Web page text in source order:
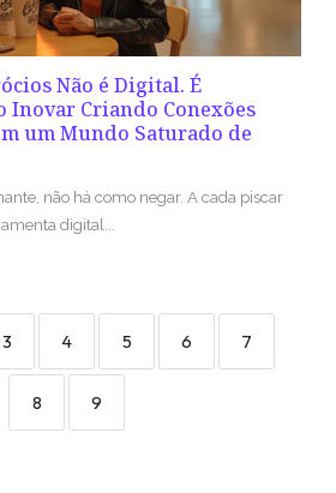
Não é Digital. É
Inovar Criando Conexões
um Mundo Saturado de
não há como negar. A cada piscar
digital...
3 4 5 6 7
8 9